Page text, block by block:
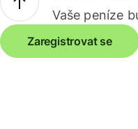
Vaše peníze
Zaregistrovat se